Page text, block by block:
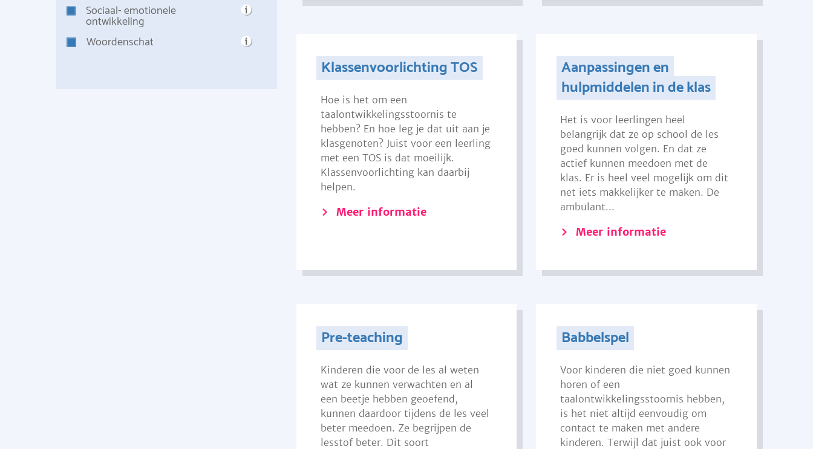
Sociaal- emotionele
ontwikkeling
Woordenschat
Klassenvoorlichting TOS
Hoe is het om een
taalontwikkelingsstoornis te
hebben? En hoe leg je dat uit aan je
klasgenoten? Juist voor een leerling
met een TOS is dat moeilijk.
Klassenvoorlichting kan daarbij
helpen.
Meer informatie
Aanpassingen en
hulpmiddelen in de klas
Het is voor leerlingen heel
belangrijk dat ze op school de les
goed kunnen volgen. En dat ze
actief kunnen meedoen met de
klas. Er is heel veel mogelijk om dit
net iets makkelijker te maken. De
ambulant...
Meer informatie
Pre-teaching
Kinderen die voor de les al weten
wat ze kunnen verwachten en al
een beetje hebben geoefend,
kunnen daardoor tijdens de les veel
beter meedoen. Ze begrijpen de
lesstof beter. Dit soort
Babbelspel
Voor kinderen die niet goed kunnen
horen of een
taalontwikkelingsstoornis hebben,
is het niet altijd eenvoudig om
contact te maken met andere
kinderen. Terwijl dat juist ook voor